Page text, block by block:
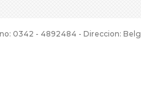
0342 - 4892484 - Direccion: